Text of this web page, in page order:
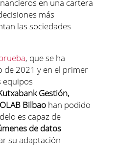
en una cartera
más
las sociedades
, que se ha
de 2021 y en el primer
equipos
Gestión,
Bilbao han podido
es capaz de
de datos
su adaptación